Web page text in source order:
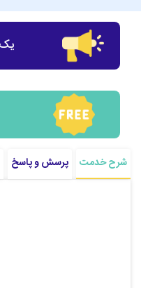
شرح خدمت پرسش و پاسخ